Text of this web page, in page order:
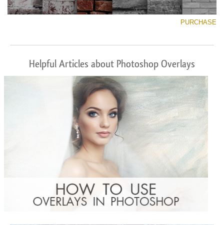
PURCHASE
Helpful Articles about Photoshop Overlays